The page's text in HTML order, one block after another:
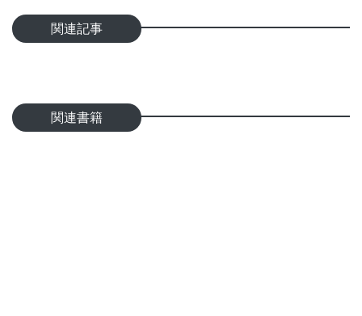
関連記事
関連書籍